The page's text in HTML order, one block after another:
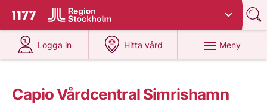
Till startsidan för 1177
Du har valt region
Logga in
på 1177.se
Hitta vård
på 1177.se
Meny
Capio Vårdcentral Simrishamn